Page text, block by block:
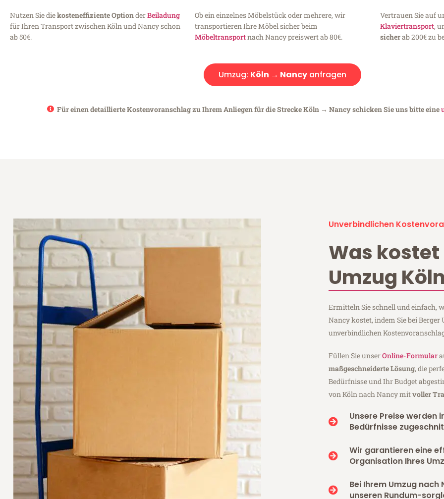
Nutzen Sie diekosteneffiziente OptionderBeiladung
für Ihren Transport zwischen Köln und Nancy schon
ab 50€.
Ob ein einzelnes Möbelstück oder mehrere, wir
transportieren Ihre Möbel sicher beim
Möbeltransportnach Nancy preiswert ab 80€.
Vertrauen Sie auf
Klaviertransport,
sicherab 200€ zu
Umzug: Köln → Nancy anfragen
Für einen detaillierte Kostenvoranschlag zu Ihrem Anliegen für die Strecke Köln → Nancy schicken Sie uns bitte eine
Unverbindlichen
Was kostet
Umzug
Ermitteln Sie schnell und einfach,
Nancy kostet, indem Sie bei
unverbindlichen
Füllen Sie unserOnline-Formular
maßgeschneiderte Lösung, die
Bedürfnisse und Ihr Budget
von Köln nach Nancy mitvoller
Unsere Preise werden
Bedürfnisse
Wir garantieren eine
Organisation Ihres
Bei Ihrem Umzug nach
unseren Rundum-